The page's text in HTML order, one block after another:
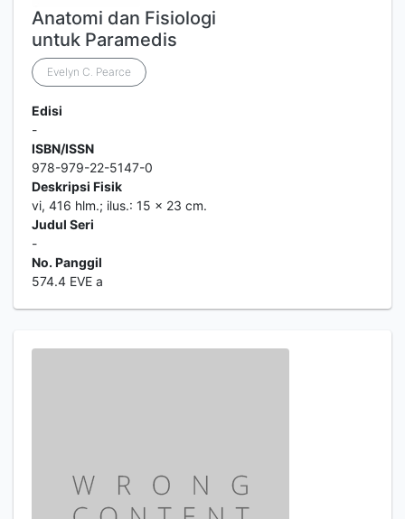
Anatomi dan Fisiologi
untuk Paramedis
Evelyn C. Pearce
Edisi
-
ISBN/ISSN
978-979-22-5147-0
Deskripsi Fisik
vi, 416 hlm.; ilus.: 15 x 23 cm.
Judul Seri
-
No. Panggil
574.4 EVE a